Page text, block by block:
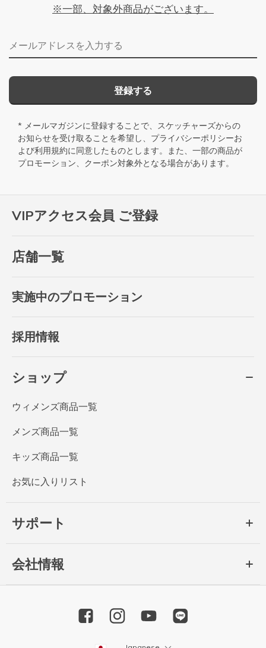
VIPアクセス会員 ご登録
店舗一覧
実施中のプロモーション
採用情報
ショップ
ウィメンズ商品一覧
メンズ商品一覧
キッズ商品一覧
お気に入りリスト
サポート
会社情報
※一部、対象外商品がございます。
メールアドレス
登録する
* メールマガジンに登録することで、スケッチャーズからの
お知らせを受け取ることを希望し、 プライバシーポリシーお
よび利用規約に同意したものとします。また、一部の商品が
プロモーション、クーポン対象外となる場合があります。